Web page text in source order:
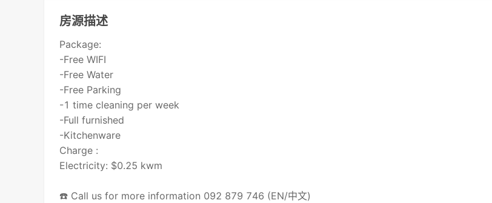
房源描述
Package:
-Free WIFI
-Free Water
-Free Parking
-1 time cleaning per week
-Full furnished
-Kitchenware
Charge :
Electricity: $0.25 kwm
☎️ Call us for more information 092 879 746 (EN/中文)